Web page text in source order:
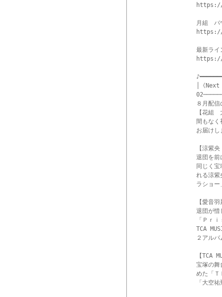
https://
月組　
https://
最新ライ
https://
│《
８月配
【花組
間もなく
お届けし
【涼紫
退団を前
同じく
れる涼紫
ラショー
【愛音
退団が惜
「Ｐｒ
TCA
２アル
【TCA
宝塚の舞
めた「Ｔ
「大空